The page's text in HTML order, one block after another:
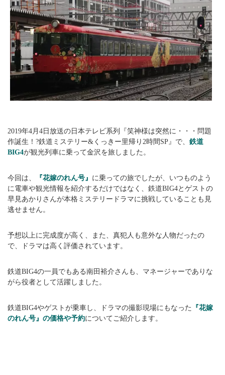
2019年4月4日放送の日本テレビ系列『笑神様は突然に・・・問題
作誕生！?鉄道ミステリー&くっきー里帰り2時間SP』で、 鉄道
BIG4が観光列車に乗って金沢を旅しました。
今回は、 『花嫁のれん号』 に乗っての旅でしたが、いつものよう
に電車や観光情報を紹介するだけではなく、鉄道BIG4とゲストの
早見あかりさんが本格ミステリードラマに挑戦していることも見
逃せません。
予想以上に完成度が高く、また、真犯人も意外な人物だったの
で、ドラマは高く評価されています。
鉄道BIG4の一員でもある南田裕介さんも、マネージャーでありな
がら役者として活躍しました。
鉄道BIG4やゲストが乗車し、ドラマの撮影現場にもなった
『花嫁
のれん号』の価格や予約についてご紹介します。